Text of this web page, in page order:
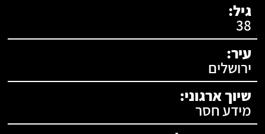
גיל:
38
עיר:
ירושלים
שיוך ארגוני:
מידע חסר